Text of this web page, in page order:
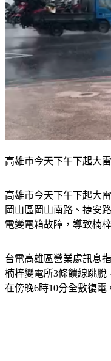
高雄市今天下午下起大
高雄市今天下午下起大
岡山區岡山南路、捷安
電變電箱故障，導致楠
台電高雄區營業處訊息
楠梓變電所3條饋線跳脫
在傍晚6時10分全數復電